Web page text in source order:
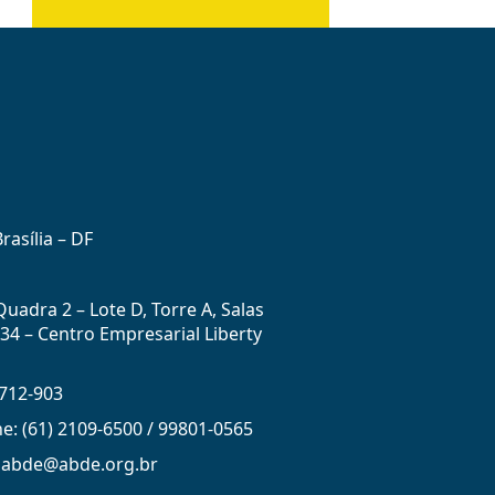
– DF
2 – Lote D, Torre A, Salas
– Centro Empresarial Liberty
903
(61) 2109-6500 / 99801-0565